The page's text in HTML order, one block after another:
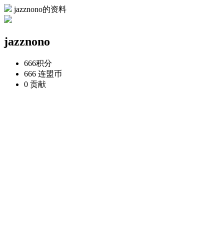
jazznono的资料
jazznono
666积分
666 连盟币
0 贡献